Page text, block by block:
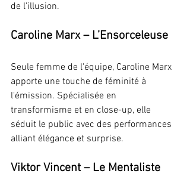
de l'illusion.
Caroline Marx – L’Ensorceleuse
Seule femme de l'équipe, Caroline Marx
apporte une touche de féminité à
l'émission. Spécialisée en
transformisme et en close-up, elle
séduit le public avec des performances
alliant élégance et surprise.
Viktor Vincent – Le Mentaliste